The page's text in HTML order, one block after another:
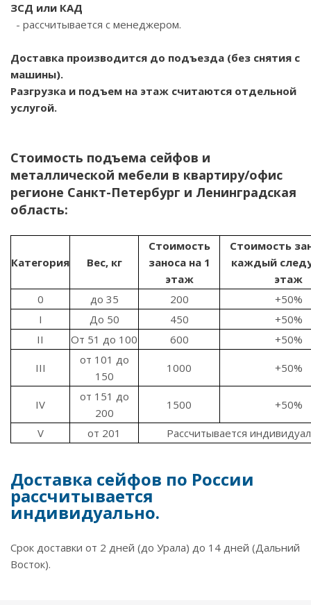
ЗСД или КАД
- рассчитывается с менеджером.
Доставка производится до подъезда (без снятия с
машины).
Разгрузка и подъем на этаж считаются отдельной
услугой.
Стоимость подъема сейфов и
металлической мебели в квартиру/офис
регионе Санкт-Петербург и Ленинградская
область:
Категория Вес, кг
Стоимость
заноса на 1
этаж
Стоимость
каждый
этаж
0
до 35 200
+50%
I
До 50 450
+50%
II
От 51 до 100 600 +50%
III
от 101 до
150
1000 +50%
IV
от 151 до
200
1500 +50%
V от 201 Рассчитывается
Доставка сейфов по России
рассчитывается
индивидуально.
Срок доставки от 2 дней (до Урала) до 14 дней (Дальний
Восток).